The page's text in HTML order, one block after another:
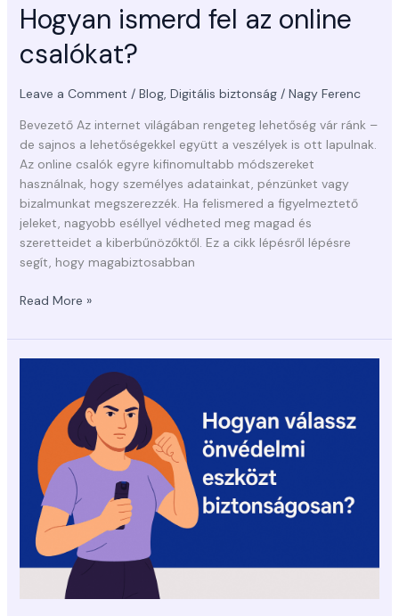
Hogyan ismerd fel az online
csalókat?
Leave a Comment / Blog, Digitális biztonság/ Nagy Ferenc
Bevezető Az internet világában rengeteg lehetőség vár ránk –
de sajnos a lehetőségekkel együtt a veszélyek is ott lapulnak.
Az online csalók egyre kifinomultabb módszereket
használnak, hogy személyes adatainkat, pénzünket vagy
bizalmunkat megszerezzék. Ha felismered a figyelmeztető
jeleket, nagyobb eséllyel védheted meg magad és
szeretteidet a kiberbűnözőktől. Ez a cikk lépésről lépésre
segít, hogy magabiztosabban
Read More »
önvédelmi
eszközt
biztonságosan?